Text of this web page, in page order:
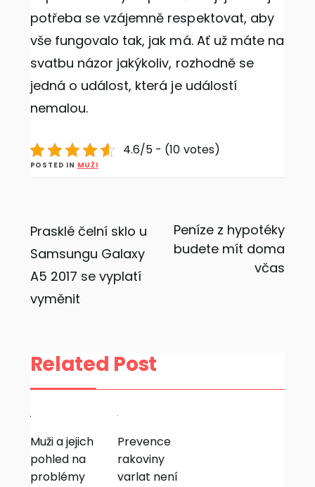
potřeba se vzájemně respektovat, aby
vše fungovalo tak, jak má. Ať už máte na
svatbu názor jakýkoliv, rozhodně se
jedná o událost, která je událostí
nemalou.
4.6/5 - (10 votes)
POSTED IN MUŽI
Navigace
pro
příspěvek
Prasklé čelní sklo u
Samsungu Galaxy
A5 2017 se vyplatí
vyměnit
Peníze z hypotéky
budete mít doma
včas
Related Post
Muži a jejich
pohled na
problémy
Prevence
rakoviny
varlat není